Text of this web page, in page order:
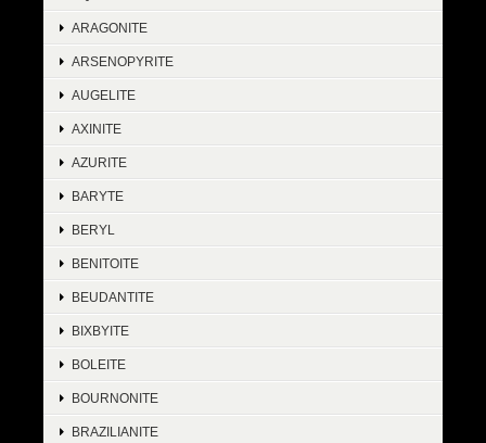
ARAGONITE
ARSENOPYRITE
AUGELITE
AXINITE
AZURITE
BARYTE
BERYL
BENITOITE
BEUDANTITE
BIXBYITE
BOLEITE
BOURNONITE
BRAZILIANITE